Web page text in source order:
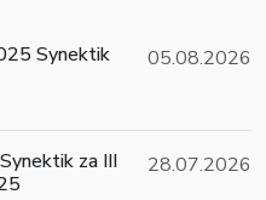
Synektik 05.08.2026
za III
28.07.2026